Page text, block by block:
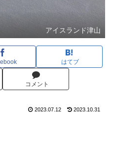
アイスランド津山
はてブ
コメント
2023.07.12 2023.10.31